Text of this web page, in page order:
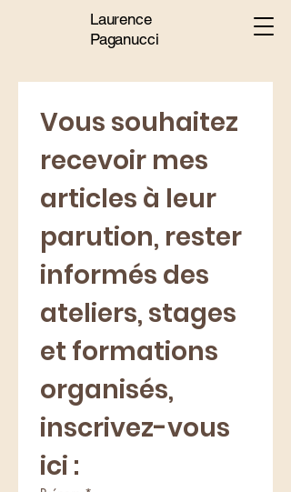
Laurence
Paganucci
Vous souhaitez
recevoir mes
articles à leur
parution, rester
informés des
ateliers, stages
et formations
organisés,
inscrivez-vous
ici :